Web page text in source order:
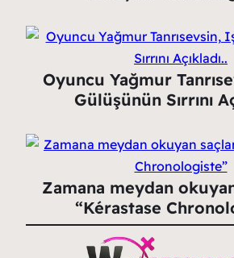
Oyuncu Yağmur
Gülüşünün Sırrını
Zamana meydan
“Kérastase